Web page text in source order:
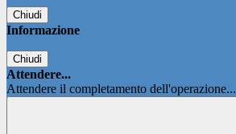
Chiudi
Informazione
Chiudi
Attendere...
Attendere il completamento dell'operazione...